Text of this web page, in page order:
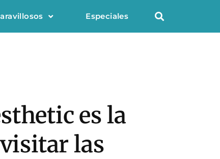
Especiales
es la
las